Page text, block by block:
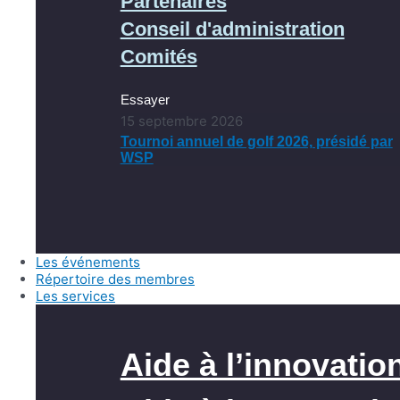
Conseil d'administration
Comités
Essayer
15 septembre 2026
Tournoi annuel de golf 2026, présidé par
WSP
Les événements
Répertoire des membres
Les services
Aide à